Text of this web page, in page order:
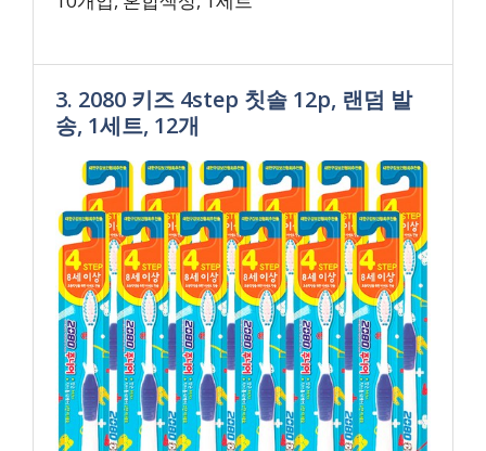
3. 2080 키즈 4step 칫솔 12p, 랜덤 발
송, 1세트, 12개